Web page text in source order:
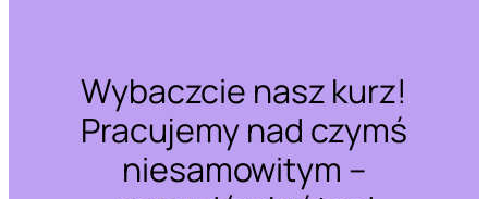
Wybaczcie nasz kurz!
Pracujemy nad czymś
niesamowitym –